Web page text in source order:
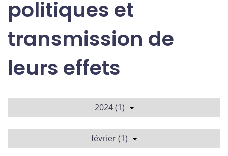
politiques et
transmission de
leurs effets
2024 (1)
février (1)